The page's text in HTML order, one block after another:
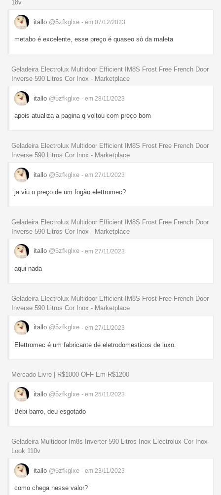
18v
itallo @5zfkglxe - em 07/12/2023
metabo é excelente, esse preço é quaseo só da maleta
Geladeira Electrolux Multidoor Efficient IM8S Frost Free French Door
Inverse 590 Litros Cor Inox - Marketplace
itallo @5zfkglxe - em 28/11/2023
apois atualiza a pagina q voltou com preço bom
Geladeira Electrolux Multidoor Efficient IM8S Frost Free French Door
Inverse 590 Litros Cor Inox - Marketplace
itallo @5zfkglxe - em 27/11/2023
ja viu o preço de um fogão elettromec?
Geladeira Electrolux Multidoor Efficient IM8S Frost Free French Door
Inverse 590 Litros Cor Inox - Marketplace
itallo @5zfkglxe - em 27/11/2023
aqui nada
Geladeira Electrolux Multidoor Efficient IM8S Frost Free French Door
Inverse 590 Litros Cor Inox - Marketplace
itallo @5zfkglxe - em 27/11/2023
Elettromec é um fabricante de eletrodomesticos de luxo.
Mercado Livre | R$1000 OFF Em R$1200
itallo @5zfkglxe - em 25/11/2023
Bebi barro, deu esgotado
Geladeira Multidoor Im8s Inverter 590 Litros Inox Electrolux Cor Inox
Look 110v
itallo @5zfkglxe - em 23/11/2023
como chega nesse valor?